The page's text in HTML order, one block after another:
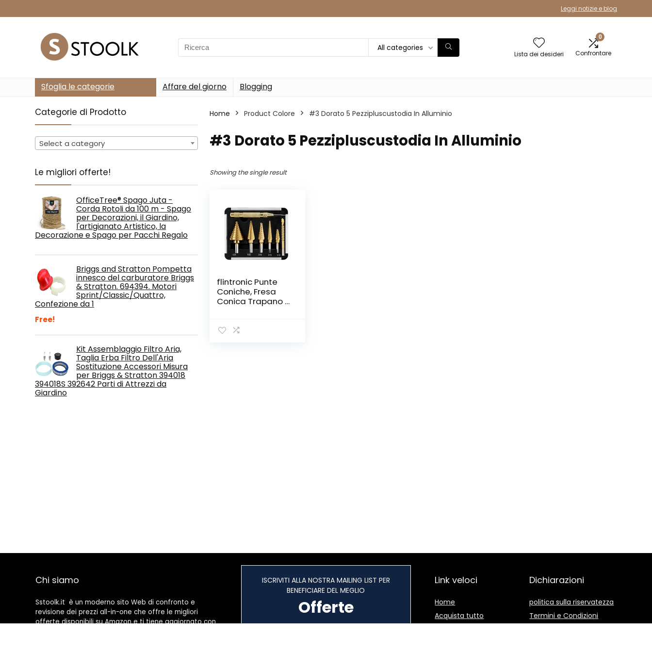
Leggi notizie e blog
Search
for:
All categories
Lista dei desideri
0
Confrontare
Sfoglia le categorie Affare del giorno Blogging
Categorie di Prodotto
Select a category
Le migliori offerte!
OfficeTree® Spago Juta -
Corda Rotoli da 100 m - Spago
per Decorazioni, il Giardino,
l'artigianato Artistico, la
Decorazione e Spago per Pacchi Regalo
Briggs and Stratton Pompetta
innesco del carburatore Briggs
& Stratton. 694394. Motori
Sprint/Classic/Quattro,
Confezione da 1
Free!
Kit Assemblaggio Filtro Aria,
Taglia Erba Filtro Dell'Aria
Sostituzione Accessori Misura
per Briggs & Stratton 394018
394018S 392642 Parti di Attrezzi da
Giardino
Home Product Colore ‎#3 Dorato 5 Pezzipluscustodia In Alluminio
‎#3 Dorato 5 Pezzipluscustodia In Alluminio
Showing the single result
flintronic Punte
Coniche, Fresa
Conica Trapano a
Gambo Cambio
Chi siamo
Sstoolk.it è un moderno sito Web di confronto e
revisione dei prezzi all-in-one che offre le migliori
offerte disponibili su Amazon e ti tiene aggiornato con
ISCRIVITI ALLA NOSTRA MAILING LIST PER
BENEFICIARE DEL MEGLIO
Offerte
Link veloci
Home
Acquista tutto
Dichiarazioni
politica sulla riservatezza
Termini e Condizioni